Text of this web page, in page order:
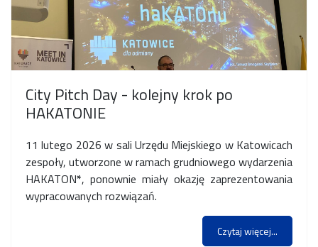
City Pitch Day - kolejny krok po
HAKATONIE
11 lutego 2026 w sali Urzędu Miejskiego w Katowicach
zespoły, utworzone w ramach grudniowego wydarzenia
HAKATON*, ponownie miały okazję zaprezentowania
wypracowanych rozwiązań.
Czytaj więcej...